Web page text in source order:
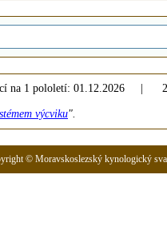
na 1 pololetí: 01.12.2026 |
výcviku".
© Moravskoslezský kynologický